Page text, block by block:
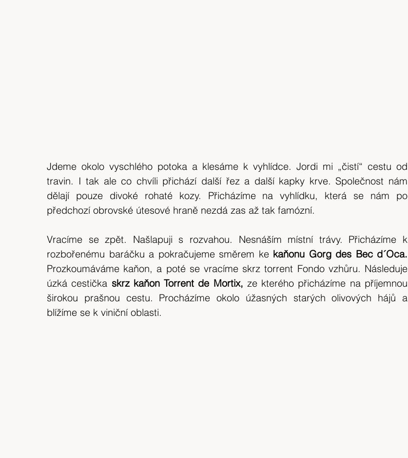
Jdeme okolo vyschlého potoka a klesáme k vyhlídce. Jordi mi „čistí“ cestu od
travin. I tak ale co chvíli přichází další řez a další kapky krve. Společnost nám
dělají pouze divoké rohaté kozy. Přicházíme na vyhlídku, která se nám po
předchozí obrovské útesové hraně nezdá zas až tak famózní.
Vracíme se zpět. Našlapuji s rozvahou. Nesnáším místní trávy. Přicházíme k
rozbořenému baráčku a pokračujeme směrem ke kaňonu Gorg des Bec d´Oca.
Prozkoumáváme kaňon, a poté se vracíme skrz torrent Fondo vzhůru. Následuje
úzká cestička skrz kaňon Torrent de Mortix, ze kterého přicházíme na příjemnou
širokou prašnou cestu. Procházíme okolo úžasných starých olivových hájů a
blížíme se k viniční oblasti.